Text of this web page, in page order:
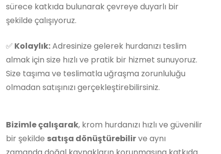
sürece katkıda bulunarak çevreye duyarlı bir
şekilde çalışıyoruz.
✅ Kolaylık:Adresinize gelerek hurdanızı teslim
almak için size hızlı ve pratik bir hizmet sunuyoruz.
Size taşıma ve teslimatla uğraşma zorunluluğu
olmadan satışınızı gerçekleştirebilirsiniz.
Bizimle çalışarak, krom hurdanızı hızlı ve güvenilir
bir şekilde satışa dönüştürebilirve aynı